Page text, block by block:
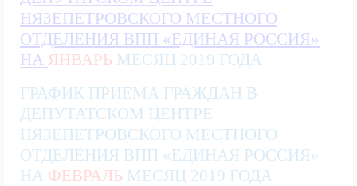
НЯЗЕПЕТРОВСКОГО МЕСТНОГО
ОТДЕЛЕНИЯ ВПП «ЕДИНАЯ РОССИЯ»
НА ЯНВАРЬ МЕСЯЦ 2019 ГОДА
ГРАФИК ПРИЕМА ГРАЖДАН В
ДЕПУТАТСКОМ ЦЕНТРЕ
НЯЗЕПЕТРОВСКОГО МЕСТНОГО
ОТДЕЛЕНИЯ ВПП «ЕДИНАЯ РОССИЯ»
НА ФЕВРАЛЬ МЕСЯЦ 2019 ГОДА